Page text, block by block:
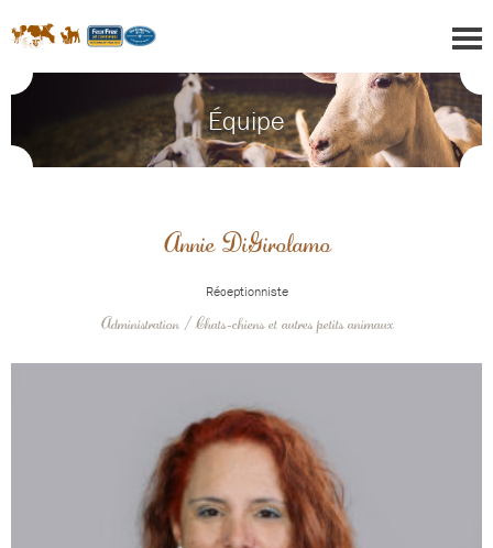
Équipe
Annie DiGirolamo
Réceptionniste
Administration / Chats-chiens et autres petits animaux